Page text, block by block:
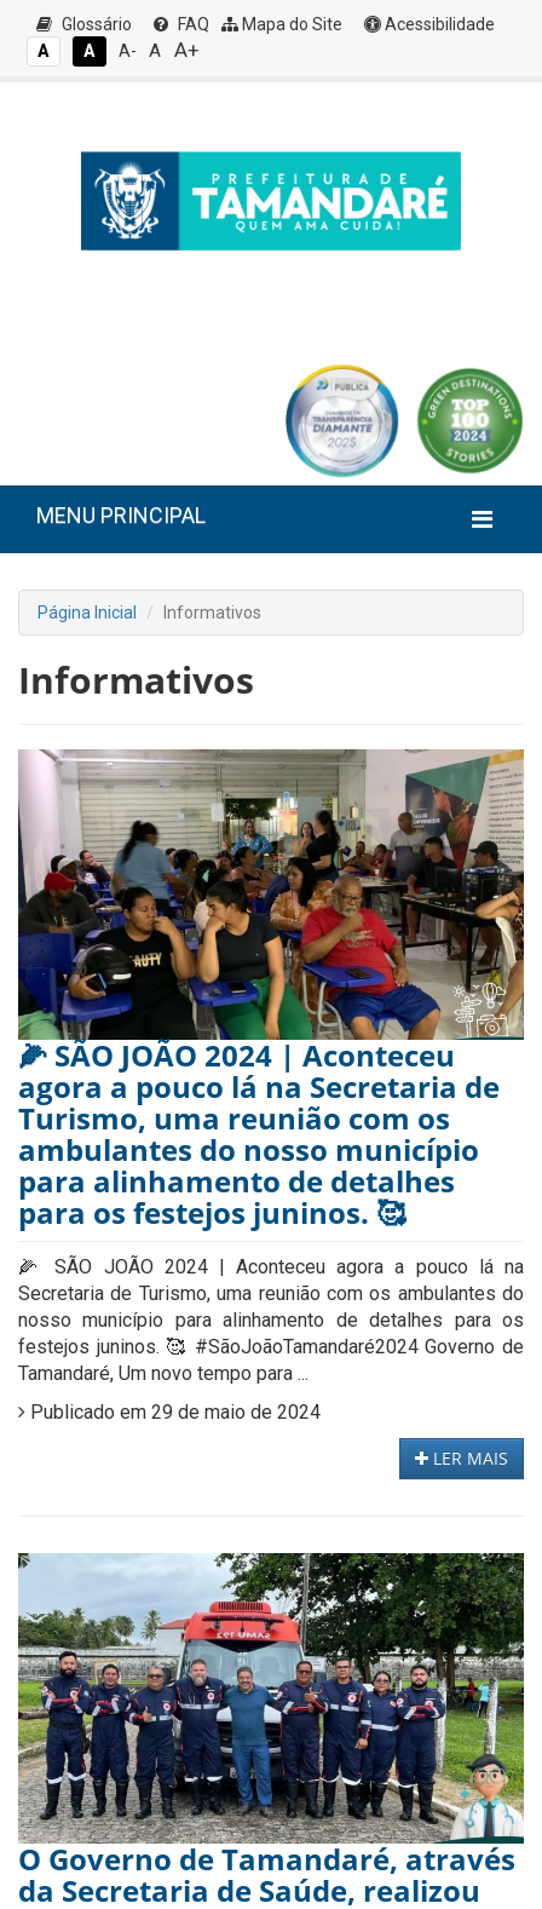
Glossário FAQ Mapa do Site
Acessibilidade
A
A A- A A+
MENU PRINCIPAL
Página Inicial Informativos
Informativos
🌽 SÃO JOÃO 2024 | Aconteceu
agora a pouco lá na Secretaria de
Turismo, uma reunião com os
ambulantes do nosso município
para alinhamento de detalhes
para os festejos juninos. 🥰
🌽 SÃO JOÃO 2024 | Aconteceu agora a pouco lá na
Secretaria de Turismo, uma reunião com os ambulantes do
nosso município para alinhamento de detalhes para os
festejos juninos. 🥰 #SãoJoãoTamandaré2024 Governo de
Tamandaré, Um novo tempo para ...
Publicado em 29 de maio de 2024
LER MAIS
O Governo de Tamandaré, através
da Secretaria de Saúde, realizou